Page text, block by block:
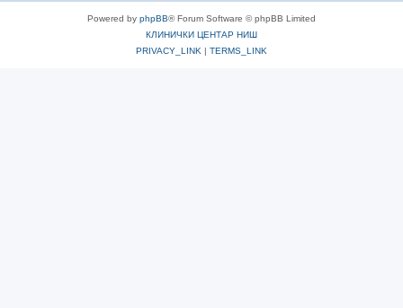
Powered by phpBB® Forum Software © phpBB Limited
КЛИНИЧКИ ЦЕНТАР НИШ
PRIVACY_LINK | TERMS_LINK